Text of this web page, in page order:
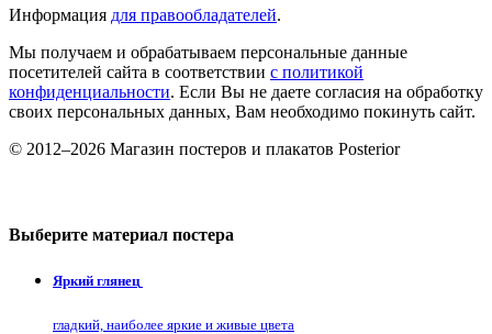
Информация для правообладателей.
Мы получаем и обрабатываем персональные данные
посетителей сайта в соответствии с политикой
конфиденциальности. Если Вы не даете согласия на обработку
своих персональных данных, Вам необходимо покинуть сайт.
© 2012–2026 Магазин постеров и плакатов Posterior
Выберите материал постера
Яркий глянец
гладкий, наиболее яркие и живые цвета